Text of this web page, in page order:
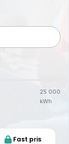
25 000
kWh
Fast pris